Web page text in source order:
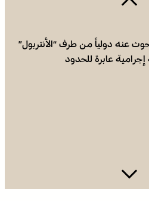
عنه دولياً من طرف “الأنتربول”
عابرة للحدود